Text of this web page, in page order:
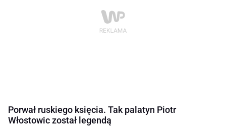
Porwał ruskiego księcia. Tak palatyn Piotr
Włostowic został legendą